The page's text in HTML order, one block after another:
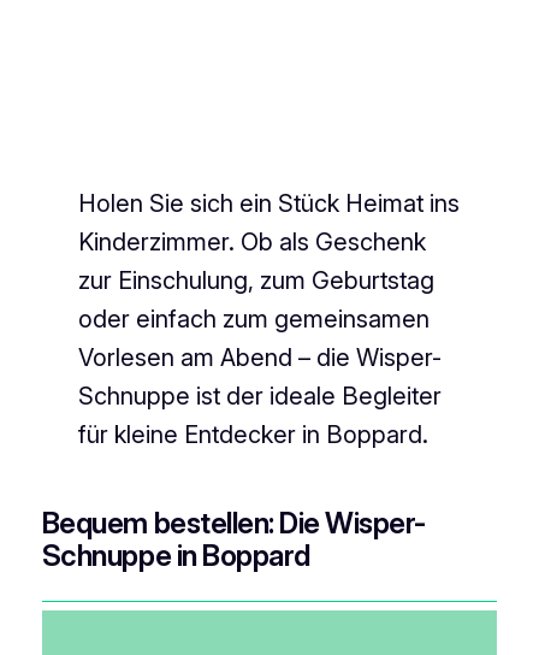
Holen Sie sich ein Stück Heimat ins
Kinderzimmer. Ob als Geschenk
zur Einschulung, zum Geburtstag
oder einfach zum gemeinsamen
Vorlesen am Abend – die Wisper-
Schnuppe ist der ideale Begleiter
für kleine Entdecker in Boppard.
Bequem bestellen: Die Wisper-
Schnuppe in Boppard